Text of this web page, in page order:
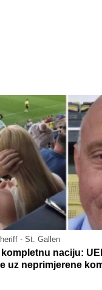
- St. Gallen
naciju:
uz neprimjerene